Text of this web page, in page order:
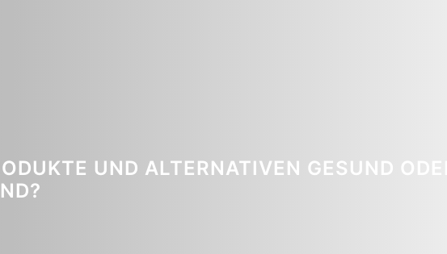
UND ALTERNATIVEN GESUND ODER